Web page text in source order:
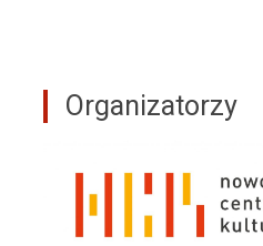
Organizatorzy